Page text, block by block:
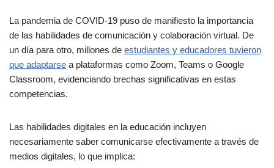
La pandemia de COVID-19 puso de manifiesto la importancia
de las habilidades de comunicación y colaboración virtual. De
un día para otro, millones de estudiantes y educadores tuvieron
que adaptarse a plataformas como Zoom, Teams o Google
Classroom, evidenciando brechas significativas en estas
competencias.
Las habilidades digitales en la educación incluyen
necesariamente saber comunicarse efectivamente a través de
medios digitales, lo que implica: